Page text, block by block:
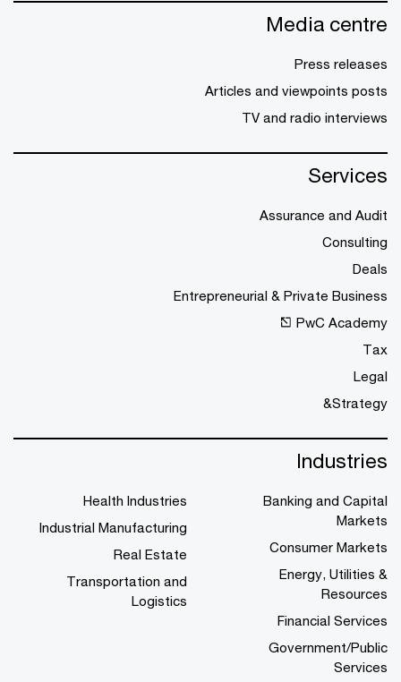
Media centre
Press releases
Articles and viewpoints posts
TV and radio interviews
Services
Assurance and Audit
Consulting
Deals
Entrepreneurial & Private Business
PwC Academy
Tax
Legal
Strategy&
Industries
Banking and Capital
Markets
Consumer Markets
Energy, Utilities &
Resources
Financial Services
Government/Public
Services
Health Industries
Industrial Manufacturing
Real Estate
Transportation and
Logistics